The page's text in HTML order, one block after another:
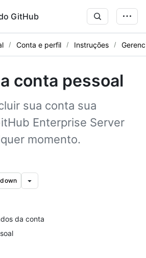
GitHub
Conta e perfil Instruções
conta pessoal
sua conta sua
Enterprise Server
momento.
da conta